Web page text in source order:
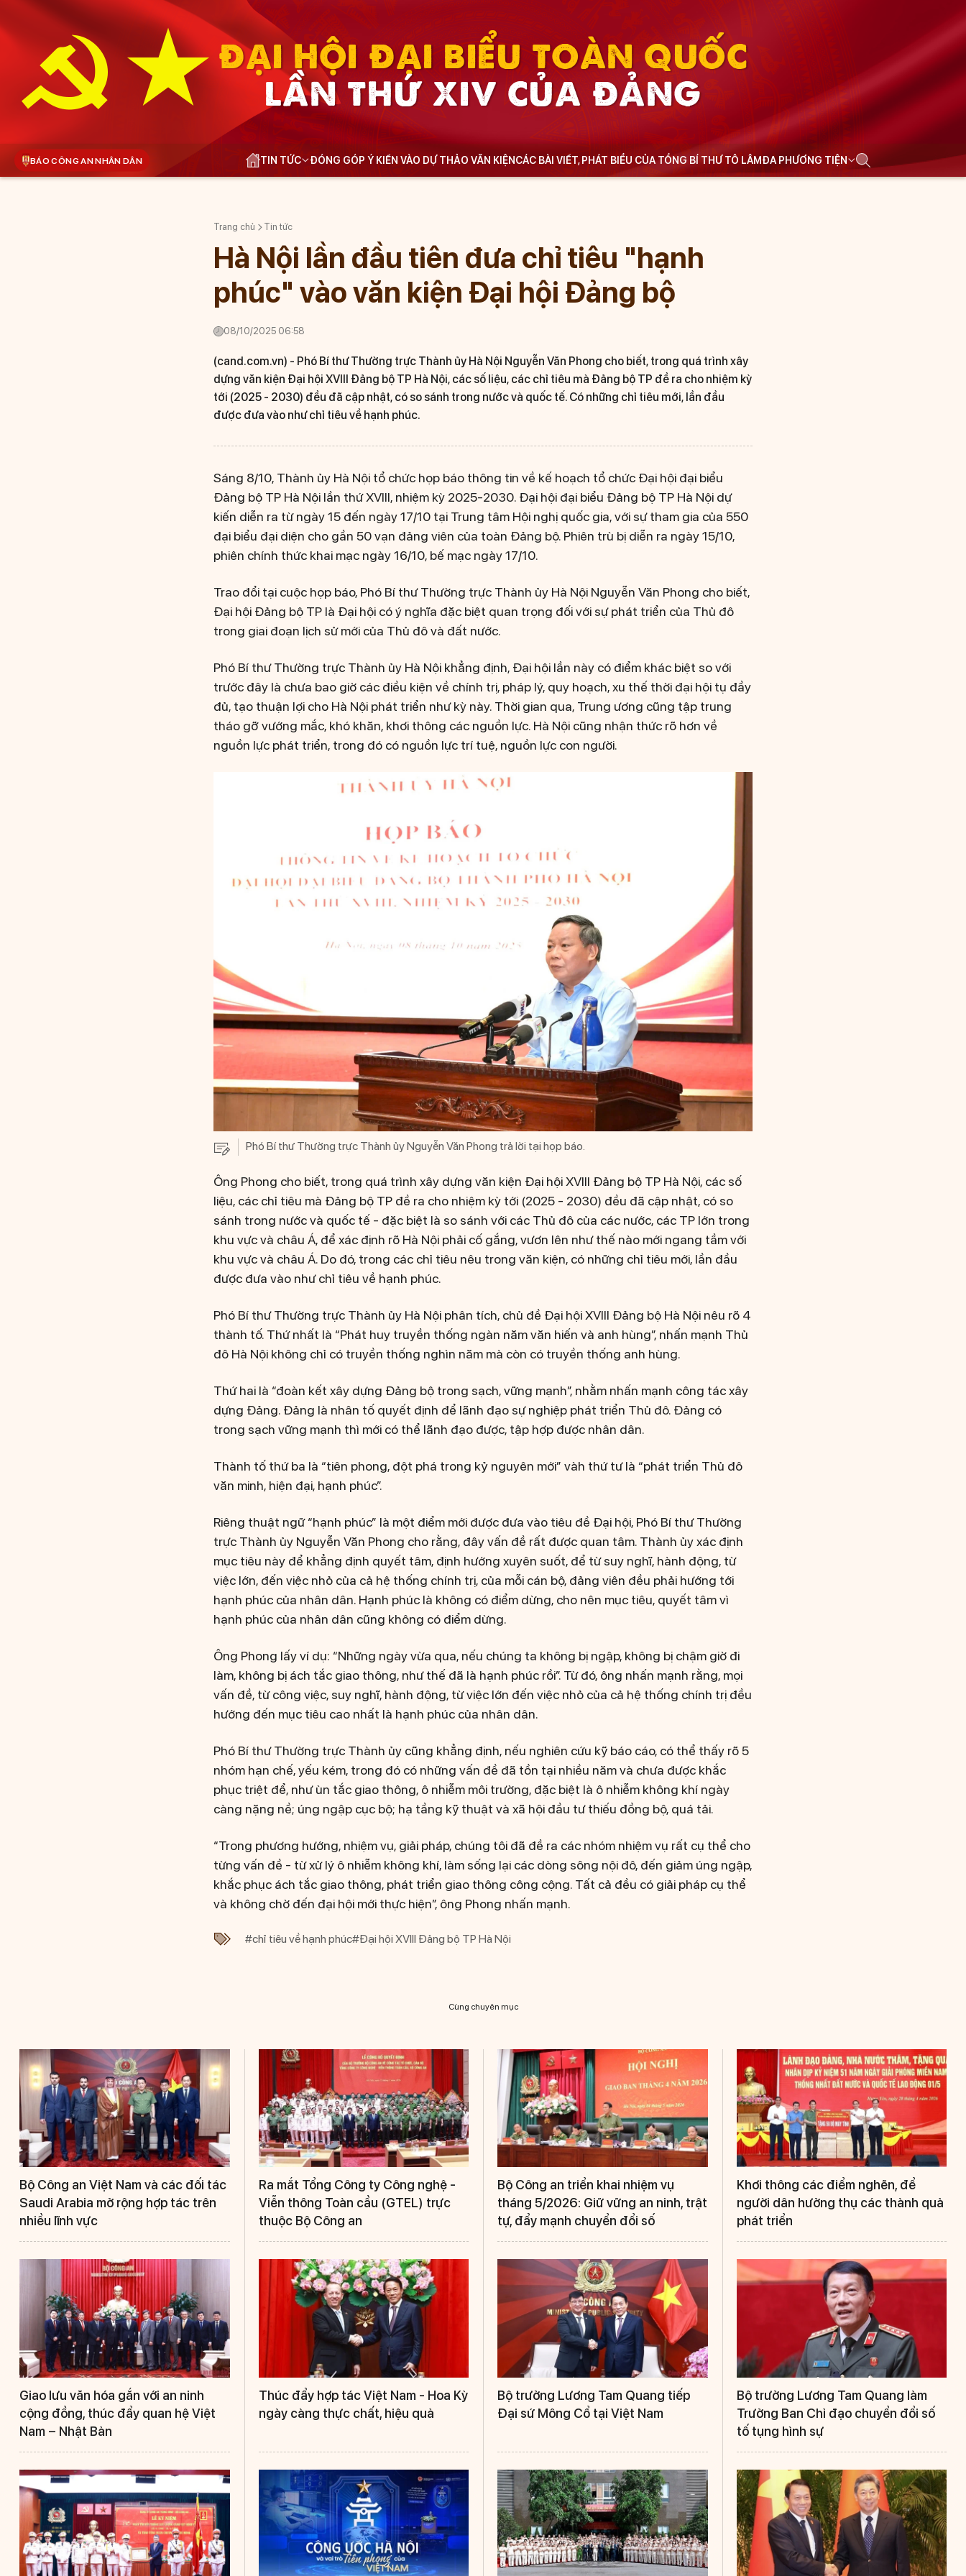
ĐẠI HỘI ĐẠI BIỂU TOÀN QUỐC
LẦN THỨ XIV CỦA ĐẢNG
BÁO CÔNG AN NHÂN DÂN TIN TỨC ĐÓNG GÓP Ý KIẾN VÀO DỰ THẢO VĂN KIỆNCÁC BÀI VIẾT, PHÁT BIỂU CỦA TỔNG BÍ THƯ TÔ LÂMĐA PHƯƠNG TIỆN
Trang chủ Tin tức
Hà Nội lần đầu tiên đưa chỉ tiêu "hạnh
phúc" vào văn kiện Đại hội Đảng bộ
08/10/2025 06:58
(cand.com.vn) - Phó Bí thư Thường trực Thành ủy Hà Nội Nguyễn Văn Phong cho biết, trong quá trình xây
dựng văn kiện Đại hội XVIII Đảng bộ TP Hà Nội, các số liệu, các chỉ tiêu mà Đảng bộ TP đề ra cho nhiệm kỳ
tới (2025 - 2030) đều đã cập nhật, có so sánh trong nước và quốc tế. Có những chỉ tiêu mới, lần đầu
được đưa vào như chỉ tiêu về hạnh phúc.
Sáng 8/10, Thành ủy Hà Nội tổ chức họp báo thông tin về kế hoạch tổ chức Đại hội đại biểu
Đảng bộ TP Hà Nội lần thứ XVIII, nhiệm kỳ 2025-2030. Đại hội đại biểu Đảng bộ TP Hà Nội dự
kiến diễn ra từ ngày 15 đến ngày 17/10 tại Trung tâm Hội nghị quốc gia, với sự tham gia của 550
đại biểu đại diện cho gần 50 vạn đảng viên của toàn Đảng bộ. Phiên trù bị diễn ra ngày 15/10,
phiên chính thức khai mạc ngày 16/10, bế mạc ngày 17/10.
Trao đổi tại cuộc họp báo, Phó Bí thư Thường trực Thành ủy Hà Nội Nguyễn Văn Phong cho biết,
Đại hội Đảng bộ TP là Đại hội có ý nghĩa đặc biệt quan trọng đối với sự phát triển của Thủ đô
trong giai đoạn lịch sử mới của Thủ đô và đất nước.
Phó Bí thư Thường trực Thành ủy Hà Nội khẳng định, Đại hội lần này có điểm khác biệt so với
trước đây là chưa bao giờ các điều kiện về chính trị, pháp lý, quy hoạch, xu thế thời đại hội tụ đầy
đủ, tạo thuận lợi cho Hà Nội phát triển như kỳ này. Thời gian qua, Trung ương cũng tập trung
tháo gỡ vướng mắc, khó khăn, khơi thông các nguồn lực. Hà Nội cũng nhận thức rõ hơn về
nguồn lực phát triển, trong đó có nguồn lực trí tuệ, nguồn lực con người.
Phó Bí thư Thường trực Thành ủy Nguyễn Văn Phong trả lời tại họp báo.
Ông Phong cho biết, trong quá trình xây dựng văn kiện Đại hội XVIII Đảng bộ TP Hà Nội, các số
liệu, các chỉ tiêu mà Đảng bộ TP đề ra cho nhiệm kỳ tới (2025 - 2030) đều đã cập nhật, có so
sánh trong nước và quốc tế - đặc biệt là so sánh với các Thủ đô của các nước, các TP lớn trong
khu vực và châu Á, để xác định rõ Hà Nội phải cố gắng, vươn lên như thế nào mới ngang tầm với
khu vực và châu Á. Do đó, trong các chỉ tiêu nêu trong văn kiện, có những chỉ tiêu mới, lần đầu
được đưa vào như chỉ tiêu về hạnh phúc.
Phó Bí thư Thường trực Thành ủy Hà Nội phân tích, chủ đề Đại hội XVIII Đảng bộ Hà Nội nêu rõ 4
thành tố. Thứ nhất là “Phát huy truyền thống ngàn năm văn hiến và anh hùng”, nhấn mạnh Thủ
đô Hà Nội không chỉ có truyền thống nghìn năm mà còn có truyền thống anh hùng.
Thứ hai là “đoàn kết xây dựng Đảng bộ trong sạch, vững mạnh”, nhằm nhấn mạnh công tác xây
dựng Đảng. Đảng là nhân tố quyết định để lãnh đạo sự nghiệp phát triển Thủ đô. Đảng có
trong sạch vững mạnh thì mới có thể lãnh đạo được, tập hợp được nhân dân.
Thành tố thứ ba là “tiên phong, đột phá trong kỷ nguyên mới” vàh thứ tư là “phát triển Thủ đô
văn minh, hiện đại, hạnh phúc”.
Riêng thuật ngữ “hạnh phúc” là một điểm mới được đưa vào tiêu đề Đại hội, Phó Bí thư Thường
trực Thành ủy Nguyễn Văn Phong cho rằng, đây vấn đề rất được quan tâm. Thành ủy xác định
mục tiêu này để khẳng định quyết tâm, định hướng xuyên suốt, để từ suy nghĩ, hành động, từ
việc lớn, đến việc nhỏ của cả hệ thống chính trị, của mỗi cán bộ, đảng viên đều phải hướng tới
hạnh phúc của nhân dân. Hạnh phúc là không có điểm dừng, cho nên mục tiêu, quyết tâm vì
hạnh phúc của nhân dân cũng không có điểm dừng.
Ông Phong lấy ví dụ: “Những ngày vừa qua, nếu chúng ta không bị ngập, không bị chậm giờ đi
làm, không bị ách tắc giao thông, như thế đã là hạnh phúc rồi”. Từ đó, ông nhấn mạnh rằng, mọi
vấn đề, từ công việc, suy nghĩ, hành động, từ việc lớn đến việc nhỏ của cả hệ thống chính trị đều
hướng đến mục tiêu cao nhất là hạnh phúc của nhân dân.
Phó Bí thư Thường trực Thành ủy cũng khẳng định, nếu nghiên cứu kỹ báo cáo, có thể thấy rõ 5
nhóm hạn chế, yếu kém, trong đó có những vấn đề đã tồn tại nhiều năm và chưa được khắc
phục triệt để, như ùn tắc giao thông, ô nhiễm môi trường, đặc biệt là ô nhiễm không khí ngày
càng nặng nề; úng ngập cục bộ; hạ tầng kỹ thuật và xã hội đầu tư thiếu đồng bộ, quá tải.
“Trong phương hướng, nhiệm vụ, giải pháp, chúng tôi đã đề ra các nhóm nhiệm vụ rất cụ thể cho
từng vấn đề - từ xử lý ô nhiễm không khí, làm sống lại các dòng sông nội đô, đến giảm úng ngập,
khắc phục ách tắc giao thông, phát triển giao thông công cộng. Tất cả đều có giải pháp cụ thể
và không chờ đến đại hội mới thực hiện”, ông Phong nhấn mạnh.
#chỉ tiêu về hạnh phúc#Đại hội XVIII Đảng bộ TP Hà Nội
Cùng chuyên mục
Bộ Công an Việt Nam và các đối tác
Saudi Arabia mở rộng hợp tác trên
nhiều lĩnh vực
Ra mắt Tổng Công ty Công nghệ -
Viễn thông Toàn cầu (GTEL) trực
thuộc Bộ Công an
Bộ Công an triển khai nhiệm vụ
tháng 5/2026: Giữ vững an ninh, trật
tự, đẩy mạnh chuyển đổi số
Khơi thông các điểm nghẽn, để
người dân hưởng thụ các thành quả
phát triển
Giao lưu văn hóa gắn với an ninh
cộng đồng, thúc đẩy quan hệ Việt
Nam – Nhật Bản
Thúc đẩy hợp tác Việt Nam - Hoa Kỳ
ngày càng thực chất, hiệu quả
Bộ trưởng Lương Tam Quang tiếp
Đại sứ Mông Cổ tại Việt Nam
Bộ trưởng Lương Tam Quang làm
Trưởng Ban Chỉ đạo chuyển đổi số
tố tụng hình sự